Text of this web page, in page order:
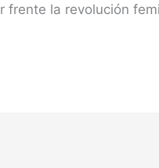
la revolución